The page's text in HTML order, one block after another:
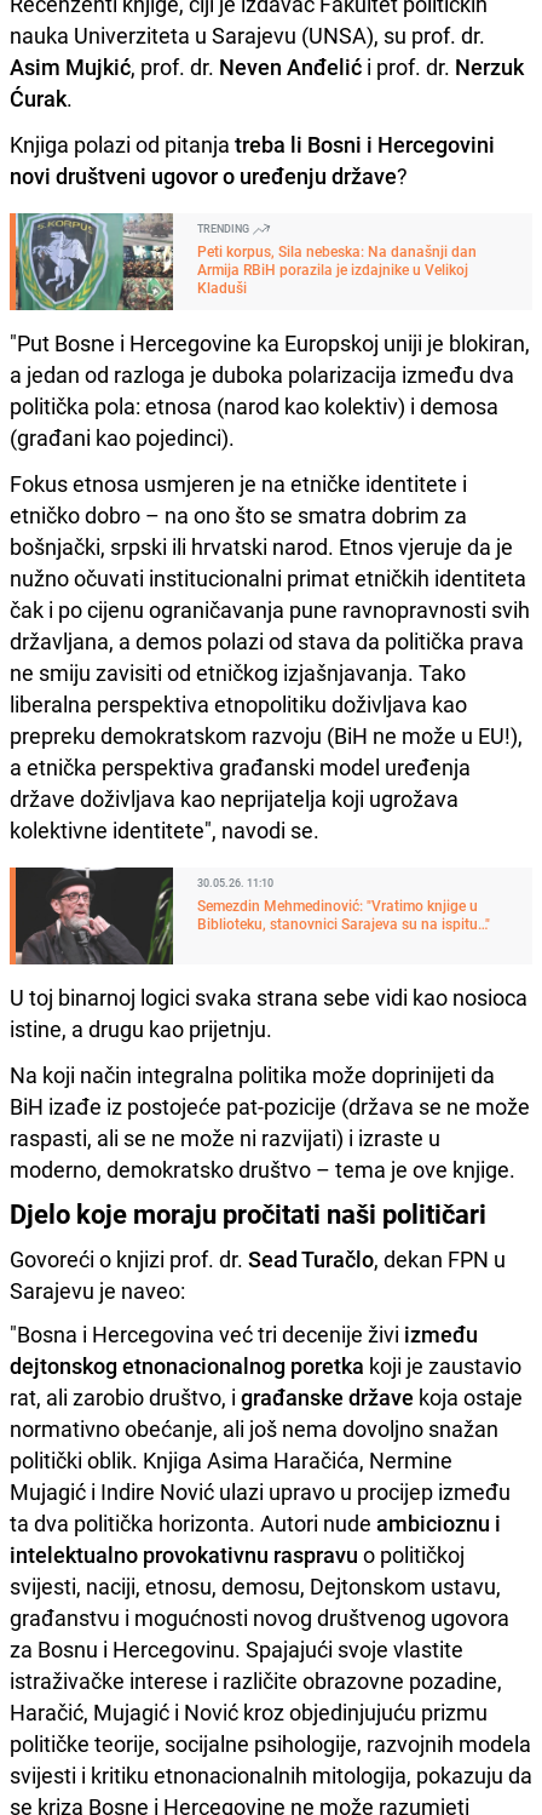
nauka Univerziteta u Sarajevu (UNSA), su prof. dr.
Asim Mujkić, prof. dr. Neven Anđelić i prof. dr. Nerzuk
Ćurak.
Knjiga polazi od pitanja treba li Bosni i Hercegovini
novi društveni ugovor o uređenju države?
TRENDING
Peti korpus, Sila nebeska: Na današnji dan
Armija RBiH porazila je izdajnike u Velikoj
Kladuši
"Put Bosne i Hercegovine ka Europskoj uniji je blokiran,
a jedan od razloga je duboka polarizacija između dva
politička pola: etnosa (narod kao kolektiv) i demosa
(građani kao pojedinci).
Fokus etnosa usmjeren je na etničke identitete i
etničko dobro – na ono što se smatra dobrim za
bošnjački, srpski ili hrvatski narod. Etnos vjeruje da je
nužno očuvati institucionalni primat etničkih identiteta
čak i po cijenu ograničavanja pune ravnopravnosti svih
državljana, a demos polazi od stava da politička prava
ne smiju zavisiti od etničkog izjašnjavanja. Tako
liberalna perspektiva etnopolitiku doživljava kao
prepreku demokratskom razvoju (BiH ne može u EU!),
a etnička perspektiva građanski model uređenja
države doživljava kao neprijatelja koji ugrožava
kolektivne identitete", navodi se.
30.05.26. 11:10
Semezdin Mehmedinović: "Vratimo knjige u
Biblioteku, stanovnici Sarajeva su na ispitu…"
U toj binarnoj logici svaka strana sebe vidi kao nosioca
istine, a drugu kao prijetnju.
Na koji način integralna politika može doprinijeti da
BiH izađe iz postojeće pat-pozicije (država se ne može
raspasti, ali se ne može ni razvijati) i izraste u
moderno, demokratsko društvo – tema je ove knjige.
Djelo koje moraju pročitati naši političari
Govoreći o knjizi prof. dr. Sead Turačlo, dekan FPN u
Sarajevu je naveo:
"Bosna i Hercegovina već tri decenije živi između
dejtonskog etnonacionalnog poretka koji je zaustavio
rat, ali zarobio društvo, i građanske države koja ostaje
normativno obećanje, ali još nema dovoljno snažan
politički oblik. Knjiga Asima Haračića, Nermine
Mujagić i Indire Nović ulazi upravo u procijep između
ta dva politička horizonta. Autori nude ambicioznu i
intelektualno provokativnu raspravu o političkoj
svijesti, naciji, etnosu, demosu, Dejtonskom ustavu,
građanstvu i mogućnosti novog društvenog ugovora
za Bosnu i Hercegovinu. Spajajući svoje vlastite
istraživačke interese i različite obrazovne pozadine,
Haračić, Mujagić i Nović kroz objedinjujuću prizmu
političke teorije, socijalne psihologije, razvojnih modela
svijesti i kritiku etnonacionalnih mitologija, pokazuju da
se kriza Bosne i Hercegovine ne može razumjeti